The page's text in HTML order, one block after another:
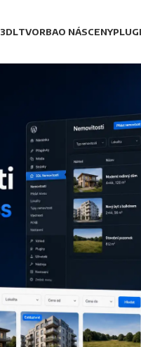
3DLTVORBAO NÁSCENY